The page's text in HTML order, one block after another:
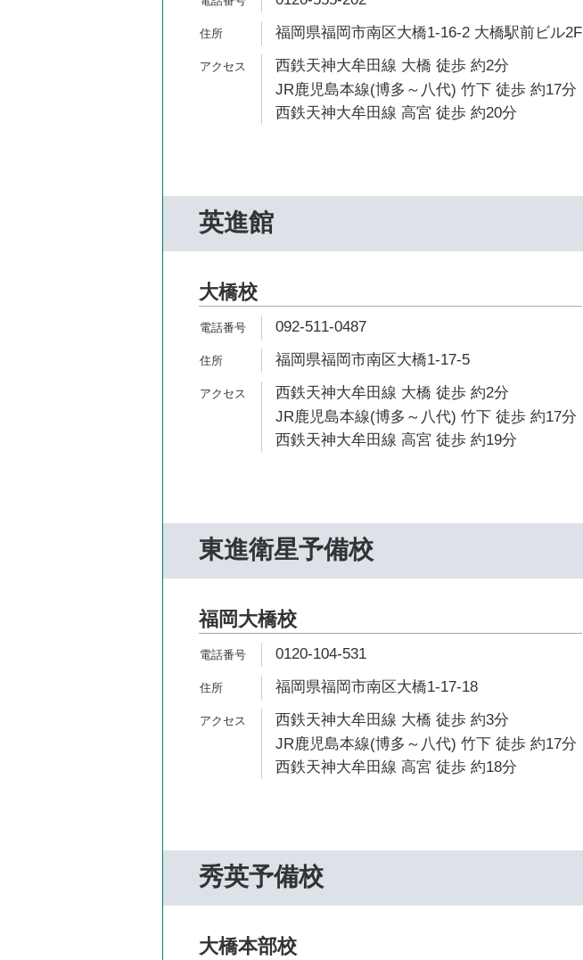
福岡県福岡市南区大橋1-16-2 大橋駅前ビル2F
西鉄天神大牟田線 大橋 徒歩 約2分
JR鹿児島本線(博多～八代) 竹下 徒歩 約17分
西鉄天神大牟田線 高宮 徒歩 約20分
英進館
大橋校
092-511-0487
福岡県福岡市南区大橋1-17-5
西鉄天神大牟田線 大橋 徒歩 約2分
JR鹿児島本線(博多～八代) 竹下 徒歩 約17分
西鉄天神大牟田線 高宮 徒歩 約19分
東進衛星予備校
福岡大橋校
0120-104-531
福岡県福岡市南区大橋1-17-18
西鉄天神大牟田線 大橋 徒歩 約3分
JR鹿児島本線(博多～八代) 竹下 徒歩 約17分
西鉄天神大牟田線 高宮 徒歩 約18分
秀英予備校
大橋本部校